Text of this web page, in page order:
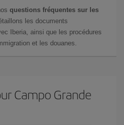
questions fréquentes sur les
les documents
Iberia, ainsi que les procédures
et les douanes.
Campo Grande